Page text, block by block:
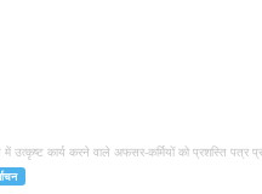
में उत्कृष्ट कार्य करने वाले अफसर-कर्मियों को प्रशस्ति पत्र